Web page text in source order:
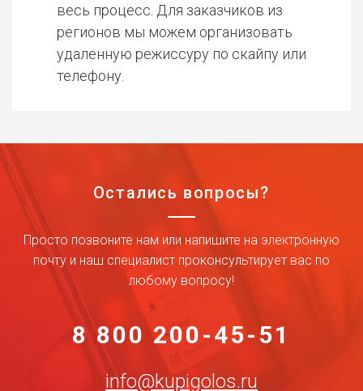
весь процесс. Для заказчиков из
регионов мы можем организовать
удаленную режиссуру по скайпу или
телефону.
Остались вопросы?
Просто позвоните нам или напишите на электронную
почту и наш специалист проконсультирует вас по
любому вопросу!
8 800 200-45-51
info@kupigolos.ru